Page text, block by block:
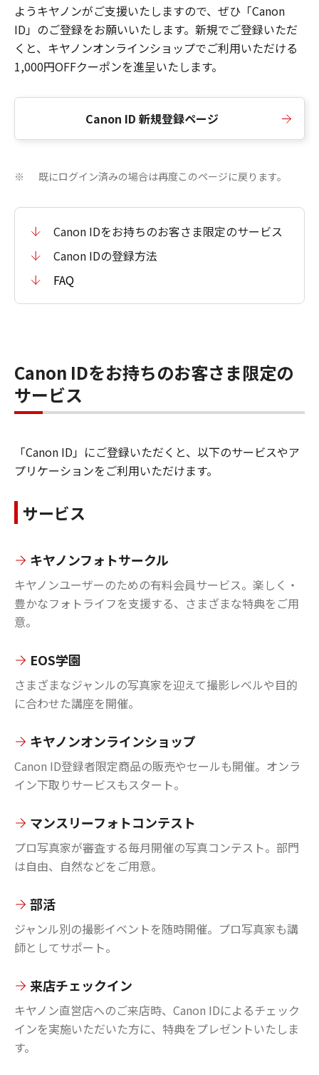
ようキヤノンがご支援いたしますので、ぜひ「Canon
ID」のご登録をお願いいたします。新規でご登録いただ
くと、キヤノンオンラインショップでご利用いただける
1,000円OFFクーポンを進呈いたします。
Canon ID 新規登録ページ
※ 既にログイン済みの場合は再度このページに戻ります。
Canon IDをお持ちのお客さま限定のサービス
Canon IDの登録方法
FAQ
Canon IDをお持ちのお客さま限定の
サービス
「Canon ID」にご登録いただくと、以下のサービスやア
プリケーションをご利用いただけます。
サービス
キヤノンフォトサークル
キヤノンユーザーのための有料会員サービス。楽しく・
豊かなフォトライフを支援する、さまざまな特典をご用
意。
EOS学園
さまざまなジャンルの写真家を迎えて撮影レベルや目的
に合わせた講座を開催。
キヤノンオンラインショップ
Canon ID登録者限定商品の販売やセールも開催。オンラ
イン下取りサービスもスタート。
マンスリーフォトコンテスト
プロ写真家が審査する毎月開催の写真コンテスト。部門
は自由、自然などをご用意。
部活
ジャンル別の撮影イベントを随時開催。プロ写真家も講
師としてサポート。
来店チェックイン
キヤノン直営店へのご来店時、Canon IDによるチェック
インを実施いただいた方に、特典をプレゼントいたしま
す。